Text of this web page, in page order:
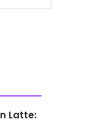
Latte: